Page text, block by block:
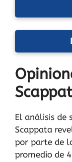
El análisis de
Scappata
por parte de
promedio de